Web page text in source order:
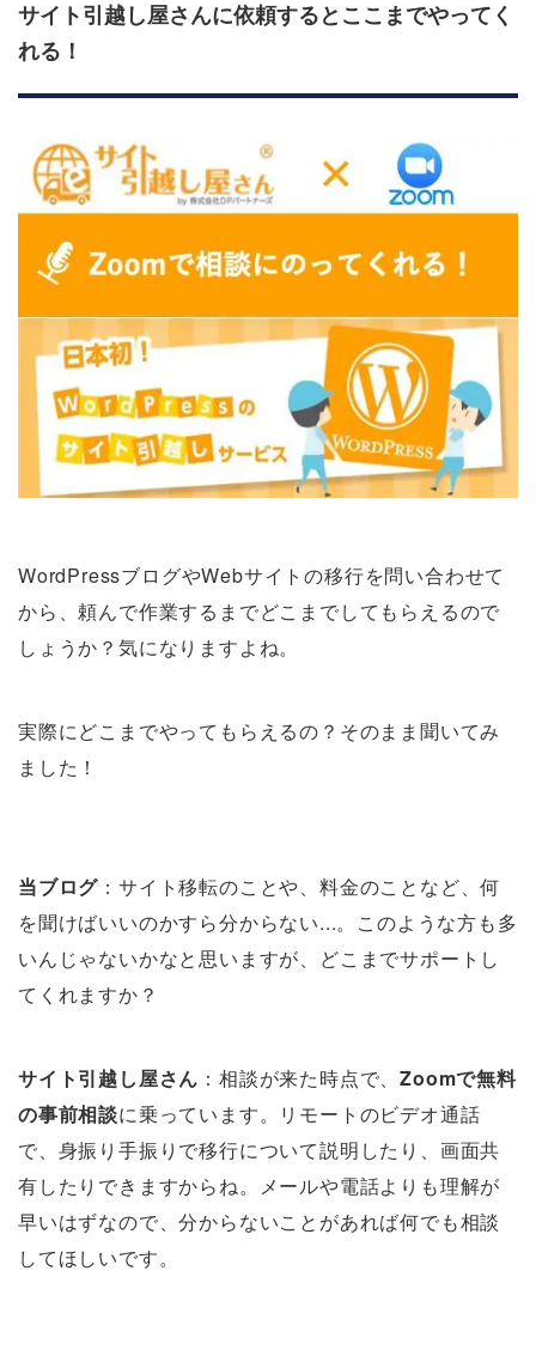
サイト引越し屋さんに依頼するとここまでやってく
れる！
WordPressブログやWebサイトの移行を問い合わせて
から、頼んで作業するまでどこまでしてもらえるので
しょうか？気になりますよね。
実際にどこまでやってもらえるの？そのまま聞いてみ
ました！
当ブログ ：サイト移転のことや、料金のことなど、何
を聞けばいいのかすら分からない...。このような方も多
いんじゃないかなと思いますが、どこまでサポートし
てくれますか？
サイト引越し屋さん ：相談が来た時点で、Zoomで無料
の事前相談に乗っています。リモートのビデオ通話
で、身振り手振りで移行について説明したり、画面共
有したりできますからね。メールや電話よりも理解が
早いはずなので、分からないことがあれば何でも相談
してほしいです。